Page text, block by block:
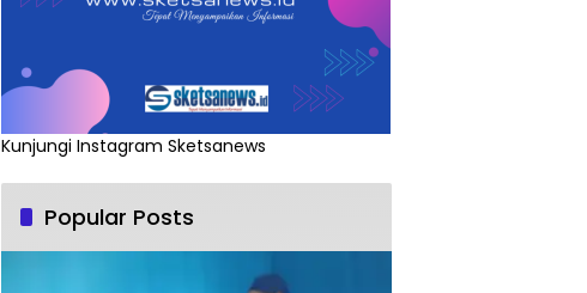
Kunjungi Instagram Sketsanews
Popular Posts